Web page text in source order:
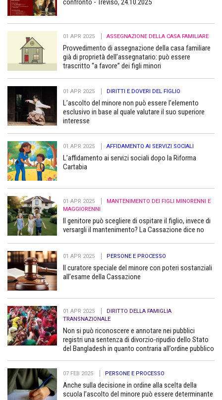
confronto - Treviso, 24.10.2025
01 APR 2025 ASSEGNAZIONE DELLA CASA FAMILIARE
Provvedimento di assegnazione della casa familiare
già di proprietà dell’assegnatario: può essere
trascritto “a favore” dei figli minori
01 APR 2025 DIRITTI E DOVERI DEL FIGLIO
L’ascolto del minore non può essere l’elemento
esclusivo in base al quale valutare il suo superiore
interesse
01 APR 2025 AFFIDAMENTO AI SERVIZI SOCIALI
L’affidamento ai servizi sociali dopo la Riforma
Cartabia
01 APR 2025
MANTENIMENTO DEI FIGLI MINORENNI E
MAGGIORENNI
Il genitore può scegliere di ospitare il figlio, invece di
versargli il mantenimento? La Cassazione dice no
01 APR 2025 PERSONE E PROCESSO
Il curatore speciale del minore con poteri sostanziali
all’esame della Cassazione
01 APR 2025
DIRITTO DELLA FAMIGLIA
TRANSNAZIONALE
Non si può riconoscere e annotare nei pubblici
registri una sentenza di divorzio-ripudio dello Stato
del Bangladesh in quanto contraria all’ordine pubblico
07 FEB 2025 PERSONE E PROCESSO
Anche sulla decisione in ordine alla scelta della
scuola l’ascolto del minore può essere determinante